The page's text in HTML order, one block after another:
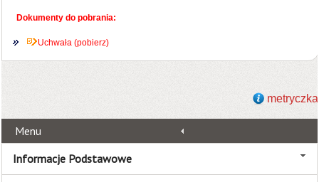
Dokumenty do pobrania:
Uchwała (pobierz)
metryczka
Menu
Informacje Podstawowe